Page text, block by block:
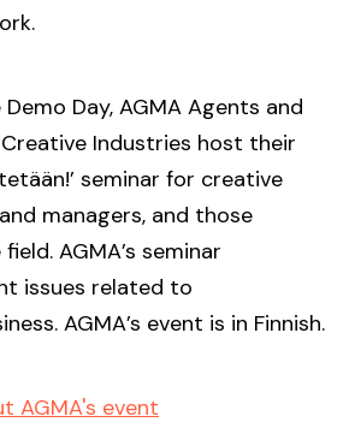
Day, AGMA Agents and
Industries host their
seminar for creative
managers, and those
AGMA’s seminar
issues related to
AGMA’s event is in Finnish.
AGMA's event